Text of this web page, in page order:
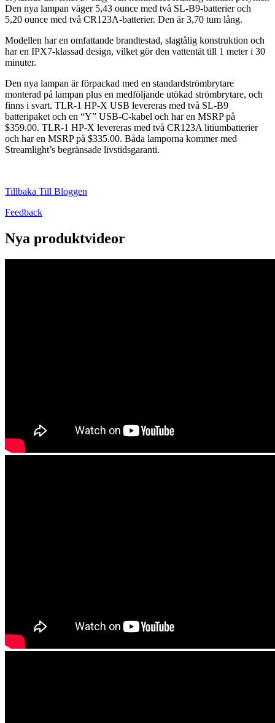
Den nya lampan väger 5,43 ounce med två SL-B9-batterier och
5,20 ounce med två CR123A-batterier. Den är 3,70 tum lång.
Modellen har en omfattande brandtestad, slagtålig konstruktion och
har en IPX7-klassad design, vilket gör den vattentät till 1 meter i 30
minuter.
Den nya lampan är förpackad med en standardströmbrytare
monterad på lampan plus en medföljande utökad strömbrytare, och
finns i svart. TLR-1 HP-X USB levereras med två SL-B9
batteripaket och en “Y” USB-C-kabel och har en MSRP på
$359.00. TLR-1 HP-X levereras med två CR123A litiumbatterier
och har en MSRP på $335.00. Båda lamporna kommer med
Streamlight’s begränsade livstidsgaranti.
Tillbaka Till Bloggen
Feedback
Nya produktvideor